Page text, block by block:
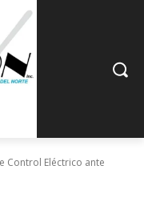
Control Eléctrico ante